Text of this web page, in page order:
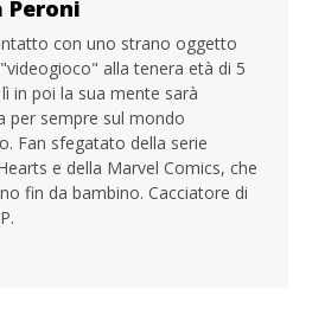
Peroni
con uno strano oggetto
alla tenera età di 5
in poi la sua mente sarà
per sempre sul mondo
Fan sfegatato della serie
e della Marvel Comics, che
fin da bambino. Cacciatore di